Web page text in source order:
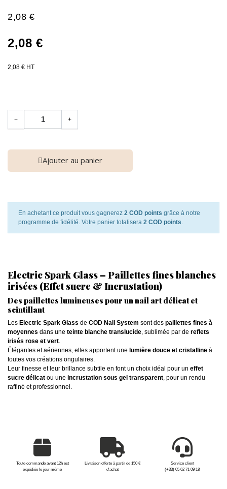
2,08 €
2,08 €
2,08 € HT
− +
Ajouter au panier
En achetant ce produit vous gagnerez 2 COD points grâce à notre
programme de fidélité. Votre panier totalisera 2 COD points.
Electric Spark Glass – Paillettes fines blanches
irisées (Effet sucre & Incrustation)
Des paillettes lumineuses pour un nail art délicat et
scintillant
Les Electric Spark Glass de COD Nail System sont des paillettes fines à
moyennes dans une teinte blanche translucide, sublimée par de reflets
irisés rose et vert.
Élégantes et aériennes, elles apportent une lumière douce et cristalline à
toutes vos créations ongulaires.
Leur finesse et leur brillance subtile en font un choix idéal pour un effet
sucre délicat ou une incrustation sous gel transparent, pour un rendu
raffiné et professionnel.
Toute commande avant 12h est
expédiée le jour même
Livraison offerte à partir de 150 €
d'achat
Service client
(+33) 05 62 71 09 18